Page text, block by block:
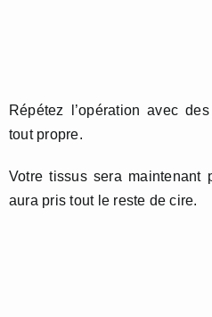
Répétez l’opération avec
tout propre.
Votre tissus sera maintenant
aura pris tout le reste de cire.